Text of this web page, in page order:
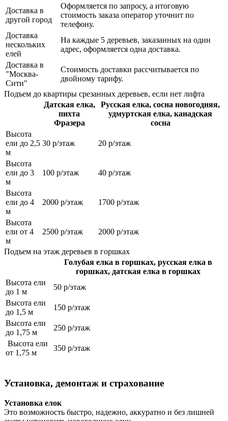
Доставка в
другой город
Оформляется по запросу, а итоговую
стоимость заказа оператор уточнит по
телефону.
Доставка
нескольких
елей
На каждые 5 деревьев, заказанных на один
адрес, оформляется одна доставка.
Доставка в
"Москва-
Сити"
Стоимость доставки рассчитывается по
двойному тарифу.
Подъем до квартиры срезанных деревьев, если нет лифта
Датская елка,
пихта
Фразера
Русская елка, сосна новогодняя,
удмуртская елка, канадская
сосна
Высота
ели до 2,5
м
30 р/этаж 20 р/этаж
Высота
ели до 3
м
100 р/этаж 40 р/этаж
Высота
ели до 4
м
2000 р/этаж 1700 р/этаж
Высота
ели от 4
м
2500 р/этаж 2000 р/этаж
Подъем на этаж деревьев в горшках
Голубая елка в горшках, русская елка в
горшках, датская елка в горшках
Высота ели
до 1 м
50 р/этаж
Высота ели
до 1,5 м
150 р/этаж
Высота ели
до 1,75 м
250 р/этаж
Высота ели
от 1,75 м
350 р/этаж
Установка, демонтаж и страхование
Установка елок
Это возможность быстро, надежно, аккуратно и без лишней